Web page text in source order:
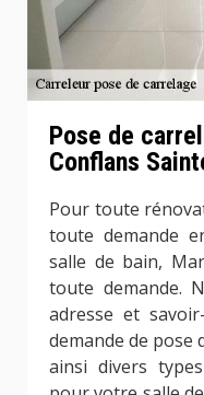
Pose de
Conflans
Pour toute
toute demande
salle de bain,
toute demande.
adresse et
demande de pose
ainsi divers